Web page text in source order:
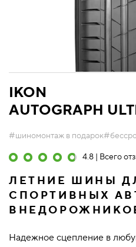
IKON
AUTOGRAPH
#шиномонтаж в подарок
4.8 | Всего
ЛЕТНИЕ ШИНЫ
СПОРТИВНЫХ
Надежное сцепление в